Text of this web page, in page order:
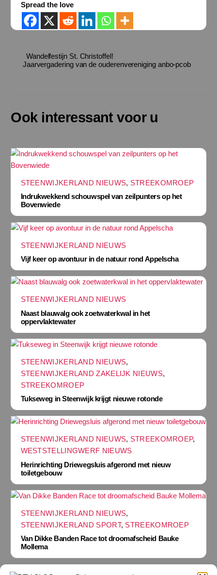
Spread the love
Wandelfestijn St. Christoffel!
Jaarvergadering van de ouderenvereniging anbo-pcob
Ook interessant voor u
STEENWIJKERLAND NIEUWS, STREEKOMROEP
Indrukwekkend schouwspel van zeilpunters op het
Bovenwiede
STEENWIJKERLAND NIEUWS
Vijf keer op avontuur in de natuur rond Appelscha
STEENWIJKERLAND NIEUWS
Naast blauwalg ook zoetwaterkwal in het
oppervlaktewater
STEENWIJKERLAND NIEUWS,
STEENWIJKERLAND ZAKELIJK NIEUWS,
STREEKOMROEP
Tukseweg in Steenwijk krijgt nieuwe rotonde
STEENWIJKERLAND NIEUWS, STREEKOMROEP,
WESTSTELLINGWERF NIEUWS
Herinrichting Driewegsluis afgerond met nieuw
toiletgebouw
STEENWIJKERLAND NIEUWS,
STEENWIJKERLAND SPORT, STREEKOMROEP
Van Dikke Banden Race tot droomafscheid Bauke
Mollema